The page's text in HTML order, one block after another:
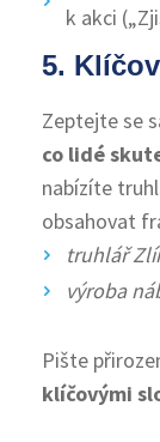
k akci
5.
Zeptejte se
co lidé
nabízíte
obsahovat
truhlář
výroba
Pište
klíčovými